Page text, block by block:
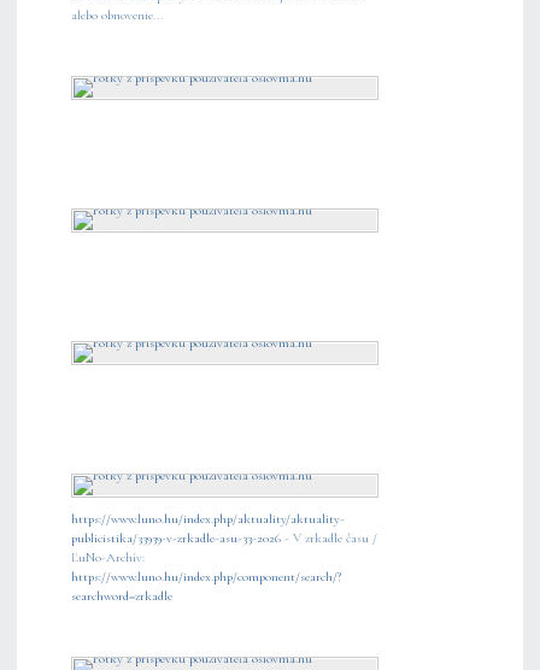
alebo obnovenie...
https://www.luno.hu/index.php/aktuality/aktuality-
publicistika/33939-v-zrkadle-asu-33-2026 - V zrkadle času /
ĽuNo-Archív:
https://www.luno.hu/index.php/component/search/?
searchword=zrkadle